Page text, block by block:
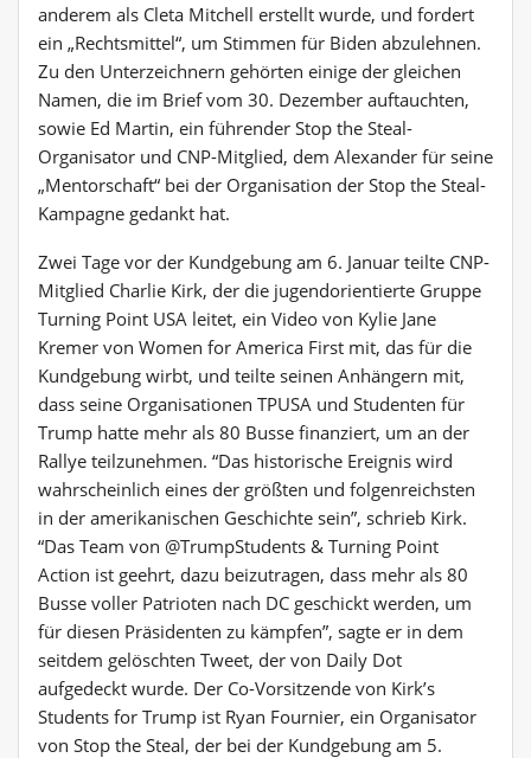
anderem als Cleta Mitchell erstellt wurde, und fordert
ein „Rechtsmittel“, um Stimmen für Biden abzulehnen.
Zu den Unterzeichnern gehörten einige der gleichen
Namen, die im Brief vom 30. Dezember auftauchten,
sowie Ed Martin, ein führender Stop the Steal-
Organisator und CNP-Mitglied, dem Alexander für seine
„Mentorschaft“ bei der Organisation der Stop the Steal-
Kampagne gedankt hat.
Zwei Tage vor der Kundgebung am 6. Januar teilte CNP-
Mitglied Charlie Kirk, der die jugendorientierte Gruppe
Turning Point USA leitet, ein Video von Kylie Jane
Kremer von Women for America First mit, das für die
Kundgebung wirbt, und teilte seinen Anhängern mit,
dass seine Organisationen TPUSA und Studenten für
Trump hatte mehr als 80 Busse finanziert, um an der
Rallye teilzunehmen. “Das historische Ereignis wird
wahrscheinlich eines der größten und folgenreichsten
in der amerikanischen Geschichte sein”, schrieb Kirk.
“Das Team von @TrumpStudents & Turning Point
Action ist geehrt, dazu beizutragen, dass mehr als 80
Busse voller Patrioten nach DC geschickt werden, um
für diesen Präsidenten zu kämpfen”, sagte er in dem
seitdem gelöschten Tweet, der von Daily Dot
aufgedeckt wurde. Der Co-Vorsitzende von Kirk’s
Students for Trump ist Ryan Fournier, ein Organisator
von Stop the Steal, der bei der Kundgebung am 5.